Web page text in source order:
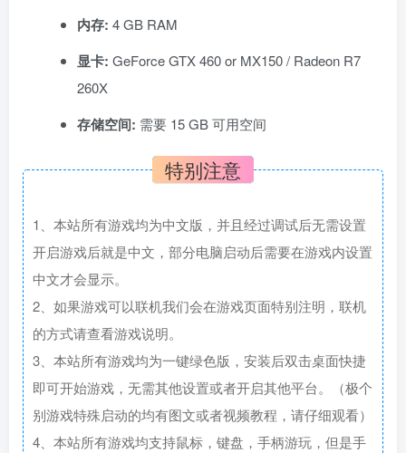
内存: 4 GB RAM
显卡: GeForce GTX 460 or MX150 / Radeon R7
260X
存储空间: 需要 15 GB 可用空间
特别注意
1、本站所有游戏均为中文版，并且经过调试后无需设置
开启游戏后就是中文，部分电脑启动后需要在游戏内设置
中文才会显示。
2、如果游戏可以联机我们会在游戏页面特别注明，联机
的方式请查看游戏说明。
3、本站所有游戏均为一键绿色版，安装后双击桌面快捷
即可开始游戏，无需其他设置或者开启其他平台。（极个
别游戏特殊启动的均有图文或者视频教程，请仔细观看）
4、本站所有游戏均支持鼠标，键盘，手柄游玩，但是手